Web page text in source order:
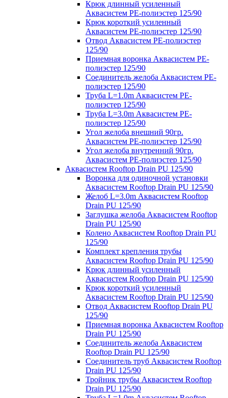
Крюк длинный усиленный
Аквасистем PE-полиэстер 125/90
Крюк короткий усиленный
Аквасистем PE-полиэстер 125/90
Отвод Аквасистем РЕ-полиэстер
125/90
Приемная воронка Аквасистем PE-
полиэстер 125/90
Соединитель желоба Аквасистем PE-
полиэстер 125/90
Труба L=1.0m Аквасистем PE-
полиэстер 125/90
Труба L=3.0m Аквасистем PE-
полиэстер 125/90
Угол желоба внешний 90гр.
Аквасистем PE-полиэстер 125/90
Угол желоба внутренний 90гр.
Аквасистем PE-полиэстер 125/90
Аквасистем Rooftop Drain PU 125/90
Воронка для одиночной установки
Аквасистем Rooftop Drain PU 125/90
Желоб L=3.0m Аквасистем Rooftop
Drain PU 125/90
Заглушка желоба Аквасистем Rooftop
Drain PU 125/90
Колено Аквасистем Rooftop Drain PU
125/90
Комплект крепления трубы
Аквасистем Rooftop Drain PU 125/90
Крюк длинный усиленный
Аквасистем Rooftop Drain PU 125/90
Крюк короткий усиленный
Аквасистем Rooftop Drain PU 125/90
Отвод Аквасистем Rooftop Drain PU
125/90
Приемная воронка Аквасистем Rooftop
Drain PU 125/90
Соединитель желоба Аквасистем
Rooftop Drain PU 125/90
Соединитель труб Аквасистем Rooftop
Drain PU 125/90
Тройник трубы Аквасистем Rooftop
Drain PU 125/90